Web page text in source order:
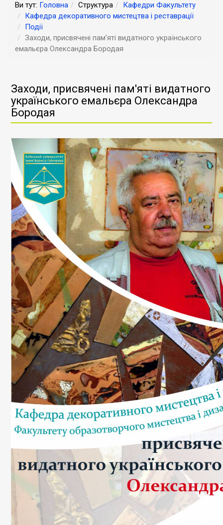
Ви тут: Головна Структура
Кафедри Факультету
Кафедра декоративного мистецтва і реставрації
Події
Заходи, присвячені пам'яті видатного українського
емальєра Олександра Бородая
Заходи, присвячені пам'яті видатного
українського емальєра Олександра
Бородая